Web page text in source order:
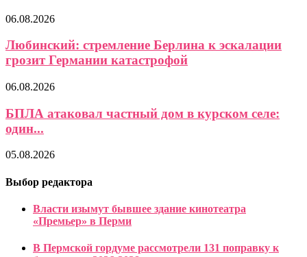
06.08.2026
Любинский: стремление Берлина к эскалации
грозит Германии катастрофой
06.08.2026
БПЛА атаковал частный дом в курском селе:
один...
05.08.2026
Выбор редактора
Власти изымут бывшее здание кинотеатра
«Премьер» в Перми
В Пермской гордуме рассмотрели 131 поправку к